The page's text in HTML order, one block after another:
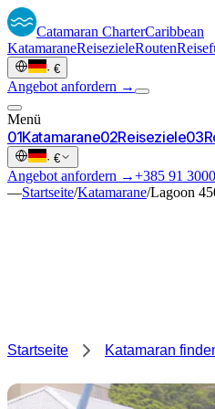
Catamaran CharterCaribbean
KatamaraneReisezieleRouten
· €
Angebot anfordern →
Menü
01Katamarane02Reiseziele03
· €
Angebot anfordern →+385 91
—Startseite/Katamarane/Lagoon
Startseite Katamaran